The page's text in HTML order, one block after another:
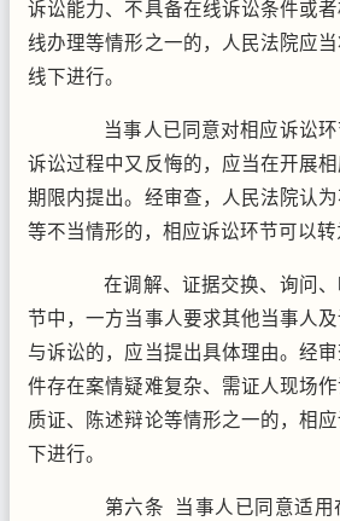
诉讼能力、不具备在线诉讼条件或
线办理等情形之一的，人民法院应
线下进行。
当事人已同意对相应诉讼环
诉讼过程中又反悔的，应当在开展
期限内提出。经审查，人民法院认
等不当情形的，相应诉讼环节可以转
在调解、证据交换、询问、
节中，一方当事人要求其他当事人
与诉讼的，应当提出具体理由。经
件存在案情疑难复杂、需证人现场
质证、陈述辩论等情形之一的，相
下进行。
第六条 当事人已同意适用